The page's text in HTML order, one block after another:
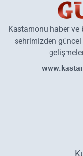
Kastamonu haber ve
şehrimizden